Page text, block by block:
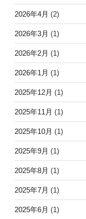
2026年4月 (2)
2026年3月 (1)
2026年2月 (1)
2026年1月 (1)
2025年12月 (1)
2025年11月 (1)
2025年10月 (1)
2025年9月 (1)
2025年8月 (1)
2025年7月 (1)
2025年6月 (1)